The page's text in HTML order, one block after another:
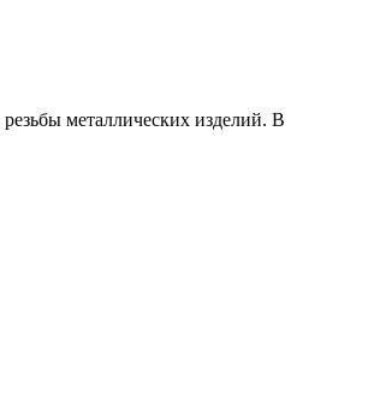
металлических изделий. В